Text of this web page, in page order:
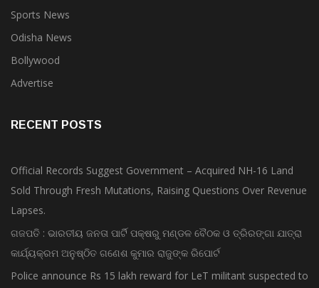
Sports News
Odisha News
Bollywood
Advertise
RECENT POSTS
Official Records Suggest Government – Acquired NH-16 Land
Sold Through Fresh Mutations, Raising Questions Over Revenue
Lapses.
ଗଜପତି : ଭାରତୀୟ ଜନତା ପାର୍ଟି ପକ୍ଷରୁ ମଣ୍ଡଳ ବୈଠକ ଓ ତ୍ରିରଙ୍ଗା ଯାତ୍ରା
କାର୍ଯ୍ୟକ୍ରମ ଅନୁଷ୍ଠିତ ଗଣେଶ କୁମାର ରାଜୁଙ୍କ ରିପୋର୍ଟ
Police announce Rs 15 lakh reward for LeT militant suspected to